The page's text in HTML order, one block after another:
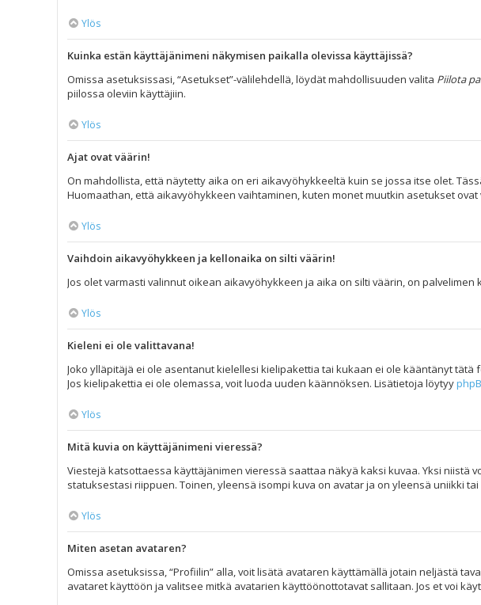
Ylös
Kuinka estän käyttäjänimeni näkymisen paikalla olevissa käyttäjissä?
Omissa asetuksissasi, “Asetukset”-välilehdellä, löydät mahdollisuuden valita Piilota
piilossa oleviin käyttäjiin.
Ylös
Ajat ovat väärin!
On mahdollista, että näytetty aika on eri aikavyöhykkeeltä kuin se jossa itse olet.
Huomaathan, että aikavyöhykkeen vaihtaminen, kuten monet muutkin asetukset
Ylös
Vaihdoin aikavyöhykkeen ja kellonaika on silti väärin!
Jos olet varmasti valinnut oikean aikavyöhykkeen ja aika on silti väärin, on
Ylös
Kieleni ei ole valittavana!
Joko ylläpitäjä ei ole asentanut kielellesi kielipakettia tai kukaan ei ole kääntänyt
Jos kielipakettia ei ole olemassa, voit luoda uuden käännöksen. Lisätietoja löytyy
Ylös
Mitä kuvia on käyttäjänimeni vieressä?
Viestejä katsottaessa käyttäjänimen vieressä saattaa näkyä kaksi kuvaa. Yksi
statuksestasi riippuen. Toinen, yleensä isompi kuva on avatar ja on yleensä uniikki
Ylös
Miten asetan avataren?
Omissa asetuksissa, “Profiilin” alla, voit lisätä avataren käyttämällä jotain neljästä
avataret käyttöön ja valitsee mitkä avatarien käyttöönottotavat sallitaan. Jos et voi